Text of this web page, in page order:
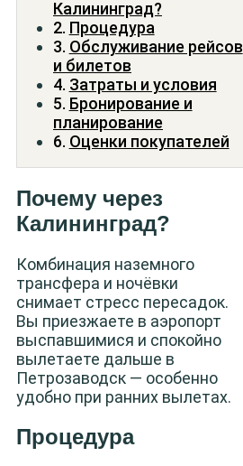
Калининград?
Процедура
Обслуживание рейсов
и билетов
Затраты и условия
Бронирование и
планирование
Оценки покупателей
Почему через
Калининград?
Комбинация наземного
трансфера и ночёвки
снимает стресс пересадок.
Вы приезжаете в аэропорт
выспавшимися и спокойно
вылетаете дальше в
Петрозаводск — особенно
удобно при ранних вылетах.
Процедура